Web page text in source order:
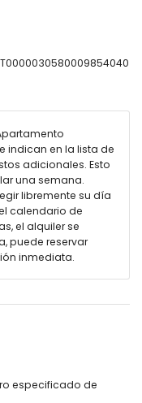
mobiliario de jardín
de comedor
metros del
del apartamento
de Alicante (dentro
indican en la lista de
adicionales. Esto
una semana.
libremente su día
calendario de
el alquiler se
puede reservar
inmediata.
especificado de